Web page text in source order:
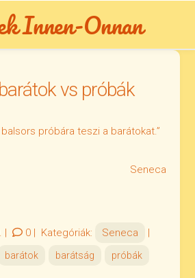
Innen-Onnan
vs próbák
próbára teszi a barátokat.”
Seneca
| 0| Kategóriák: Seneca |
barátok barátság próbák